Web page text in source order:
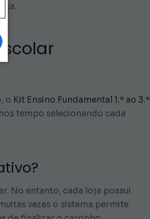
o Kit Ensino Fundamental 1.º ao 3.º
tempo selecionando cada
No entanto, cada loja possui
vezes o sistema permite